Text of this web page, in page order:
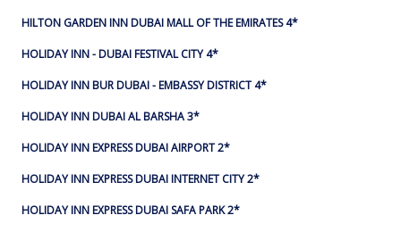
HILTON GARDEN INN DUBAI MALL OF THE EMIRATES 4*
HOLIDAY INN - DUBAI FESTIVAL CITY 4*
HOLIDAY INN BUR DUBAI - EMBASSY DISTRICT 4*
HOLIDAY INN DUBAI AL BARSHA 3*
HOLIDAY INN EXPRESS DUBAI AIRPORT 2*
HOLIDAY INN EXPRESS DUBAI INTERNET CITY 2*
HOLIDAY INN EXPRESS DUBAI SAFA PARK 2*